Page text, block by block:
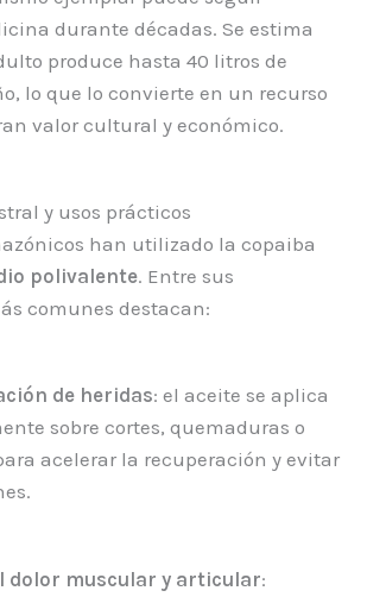
durante décadas. Se estima
produce hasta 40 litros de
lo que lo convierte en un recurso
valor cultural y económico.
y usos prácticos
han utilizado la copaiba
polivalente. Entre sus
comunes destacan:
de heridas: el aceite se aplica
sobre cortes, quemaduras o
acelerar la recuperación y evitar
dolor muscular y articular: